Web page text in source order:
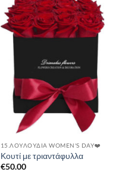
15.ΛΟΥΛΟΎΔΙΑ WOMEN'S DAY❤️
Κουτί με τριαντάφυλλα
€50.00